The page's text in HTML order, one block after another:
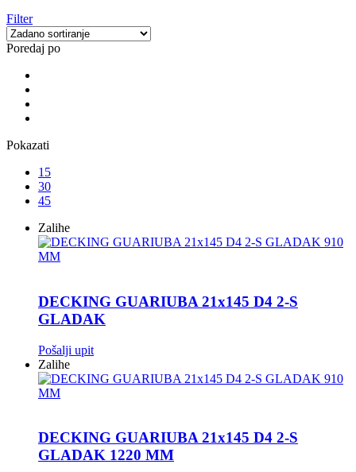
Filter
Poredaj po
Pokazati
15
30
45
Zalihe
DECKING GUARIUBA 21x145 D4 2-S
GLADAK
Pošalji upit
Zalihe
DECKING GUARIUBA 21x145 D4 2-S
GLADAK 1220 MM